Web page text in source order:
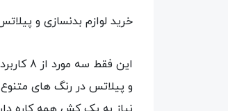
خرید لوازم بدنسازی و
این
و پیلاتس در رنگ های